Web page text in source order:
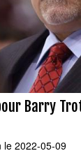
Barry
le 2022-05-09